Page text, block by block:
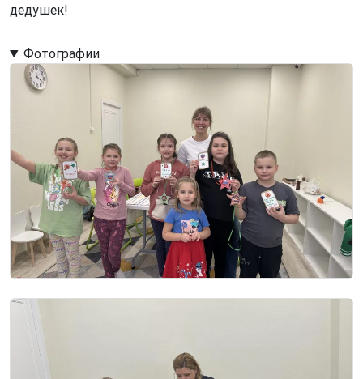
дедушек!
Фотографии
Image
Image